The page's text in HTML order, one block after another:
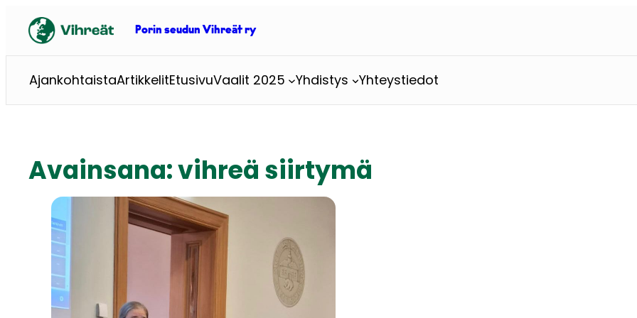
sisältöön
Porin seudun Vihreät ry
AjankohtaistaArtikkelitEtusivuVaalit 2025 Yhdistys Yhteystiedot
Avainsana:vihreä siirtymä